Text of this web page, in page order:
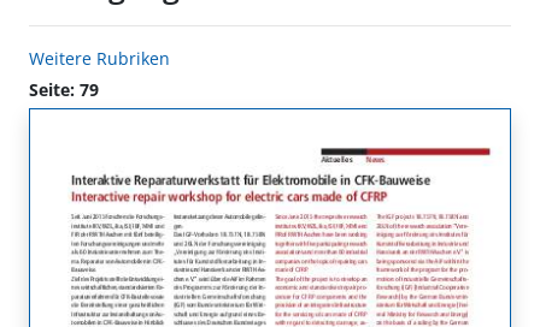
Weitere Rubriken
Seite: 79